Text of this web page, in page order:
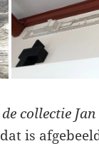
collectie Jan
is